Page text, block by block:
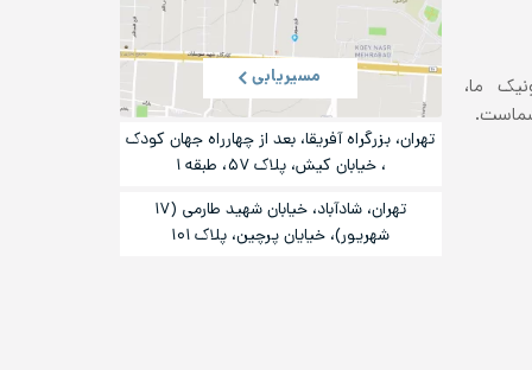
ما،
مسیریابی
تهران، بزرگراه آفریقا، بعد از چهارراه جهان کودک
، خیابان کیش، پلاک ۵۷، طبقه ۱
تهران، شادآباد، خیابان شهید طارمی (۱۷
شهریور)، خیایان پرچین، پلاک ۱۰۱